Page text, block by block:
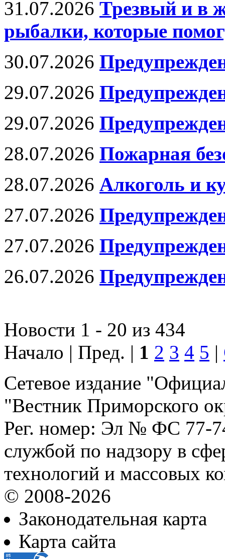
31.07.2026 Трезвый и в
рыбалки, которые
30.07.2026
29.07.2026
29.07.2026
28.07.2026 Пожарная
28.07.2026 Алкоголь и
27.07.2026
27.07.2026
26.07.2026
Новости 1 - 20 из 434
Начало | Пред. | 1 2 3 4 5 |
Сетевое издание
"Вестник Приморского
Рег. номер: Эл № ФС 77-
службой по надзору в
технологий и массовых
© 2008-2026
Законодательная карта
Карта сайта